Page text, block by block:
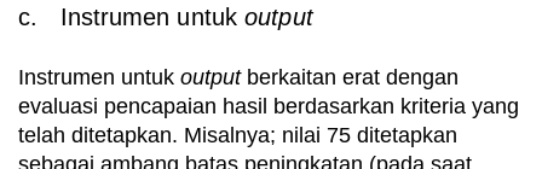
c. Instrumen untukoutput
Instrumen untuk outputberkaitan erat dengan
evaluasi pencapaian hasil berdasarkan kriteria yang
telah ditetapkan. Misalnya; nilai 75 ditetapkan
sebagai ambang batas peningkatan (pada saat